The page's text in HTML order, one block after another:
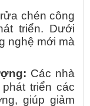
chén công
triển. Dưới
nghệ mới mà
Các nhà
triển các
giúp giảm